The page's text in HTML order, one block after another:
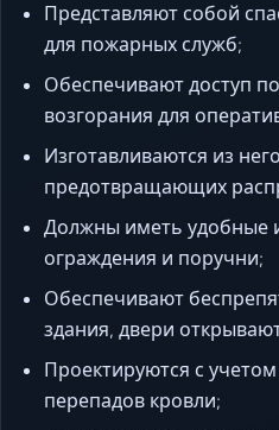
Представляют собой
для пожарных служб;
Обеспечивают доступ
возгорания для
Изготавливаются из
предотвращающих
Должны иметь удобные
ограждения и поручни;
Обеспечивают
здания, двери
Проектируются с
перепадов кровли;